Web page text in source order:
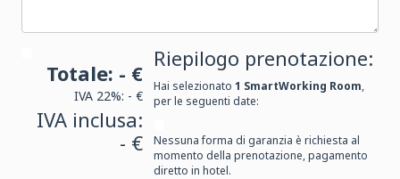
Riepilogo prenotazione:
Hai selezionato1 SmartWorking Room,
per le seguenti date:
Nessuna forma di garanzia è richiesta al
momento della prenotazione, pagamento
diretto in hotel.
Totale: - €
IVA 22%: - €
IVA inclusa:
- €